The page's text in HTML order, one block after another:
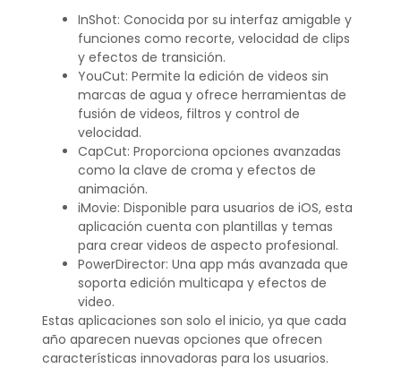
InShot: Conocida por su interfaz amigable y
funciones como recorte, velocidad de clips
y efectos de transición.
YouCut: Permite la edición de videos sin
marcas de agua y ofrece herramientas de
fusión de videos, filtros y control de
velocidad.
CapCut: Proporciona opciones avanzadas
como la clave de croma y efectos de
animación.
iMovie: Disponible para usuarios de iOS, esta
aplicación cuenta con plantillas y temas
para crear videos de aspecto profesional.
PowerDirector: Una app más avanzada que
soporta edición multicapa y efectos de
video.
Estas aplicaciones son solo el inicio, ya que cada
año aparecen nuevas opciones que ofrecen
características innovadoras para los usuarios.